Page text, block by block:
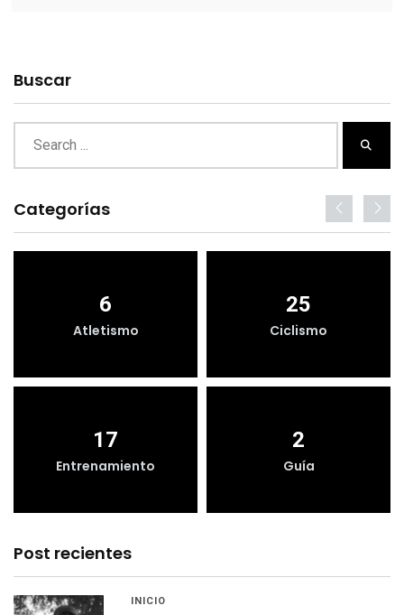
Buscar
Categorías
6
Atletismo
25
Ciclismo
17
Entrenamiento
2
Guía
Post recientes
INICIO